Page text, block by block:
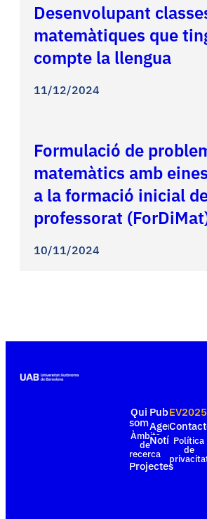
Desenvolupant
matemàtiques que
compte la llengua
11/12/2024
Formulació de
matemàtics amb
a la formació inicial
professorat
10/11/2024
Qui
som
Àmbits
de
recerca
Projectes
Agenda
Notícies
EV2025
Política
de